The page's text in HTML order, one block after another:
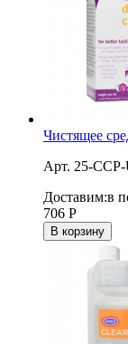
Чистящее
Арт. 25-
Доставим:в
706 Р
В корзину